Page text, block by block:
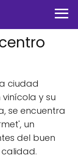
ciudad
y su
se encuentra
un
del buen